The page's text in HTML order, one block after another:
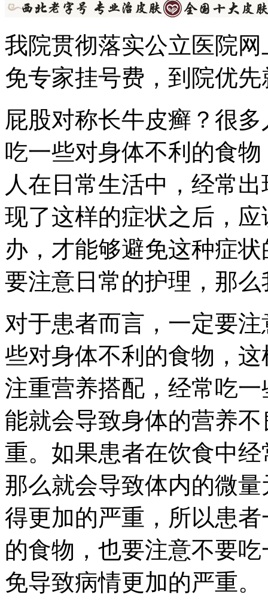
我院贯彻落实公立医院
免专家挂号费，到院优先
屁股对称长牛皮癣？很
吃一些对身体不利的食
人在日常生活中，经常
现了这样的症状之后，应
办，才能够避免这种症
要注意日常的护理，那
对于患者而言，一定要
些对身体不利的食物，
注重营养搭配，经常吃
能就会导致身体的营养
重。如果患者在饮食中
那么就会导致体内的微
得更加的严重，所以患
的食物，也要注意不要
免导致病情更加的严重。